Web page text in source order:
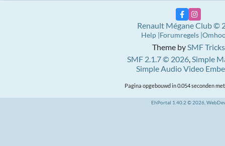
Theme bySMF Tricks
SMF 2.1.7 © 2026,Simple
Simple Audio Video
Renault Mégane Club ©
Help Forumregels
Pagina opgebouwd in 0.054 seconden
EhPortal 1.40.2 © 2026,